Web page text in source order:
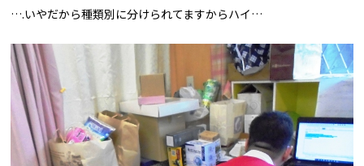
….いやだから種類別に分けられてますからハイ…